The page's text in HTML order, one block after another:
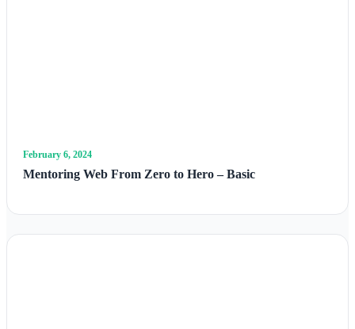
February 6, 2024
Mentoring Web From Zero to Hero – Basic